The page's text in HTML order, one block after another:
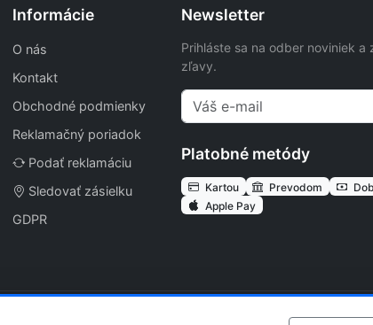
Informácie
O nás
Kontakt
Obchodné podmienky
Reklamačný poriadok
Podať reklamáciu
Sledovať zásielku
GDPR
Newsletter
Prihláste sa na odber noviniek a
zľavy.
Platobné metódy
Kartou Prevodom
Apple Pay